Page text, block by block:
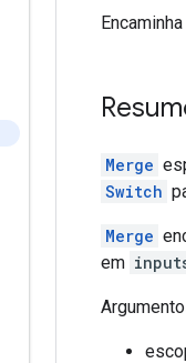
Merge
Switch
Merge
em